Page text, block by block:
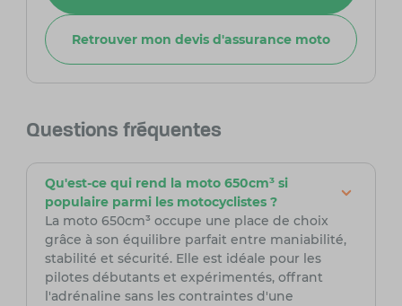
Retrouver mon devis d'assurance moto
Questions fréquentes
Qu'est-ce qui rend la moto 650cm³ si
populaire parmi les motocyclistes ?
La moto 650cm³ occupe une place de choix
grâce à son équilibre parfait entre maniabilité,
stabilité et sécurité. Elle est idéale pour les
pilotes débutants et expérimentés, offrant
l'adrénaline sans les contraintes d'une